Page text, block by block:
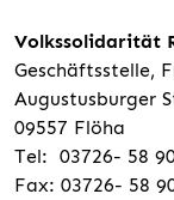
Volkssolidarität
Geschäftsstelle,
Augustusburger
09557 Flöha
Tel: 03726- 58
Fax: 03726- 58